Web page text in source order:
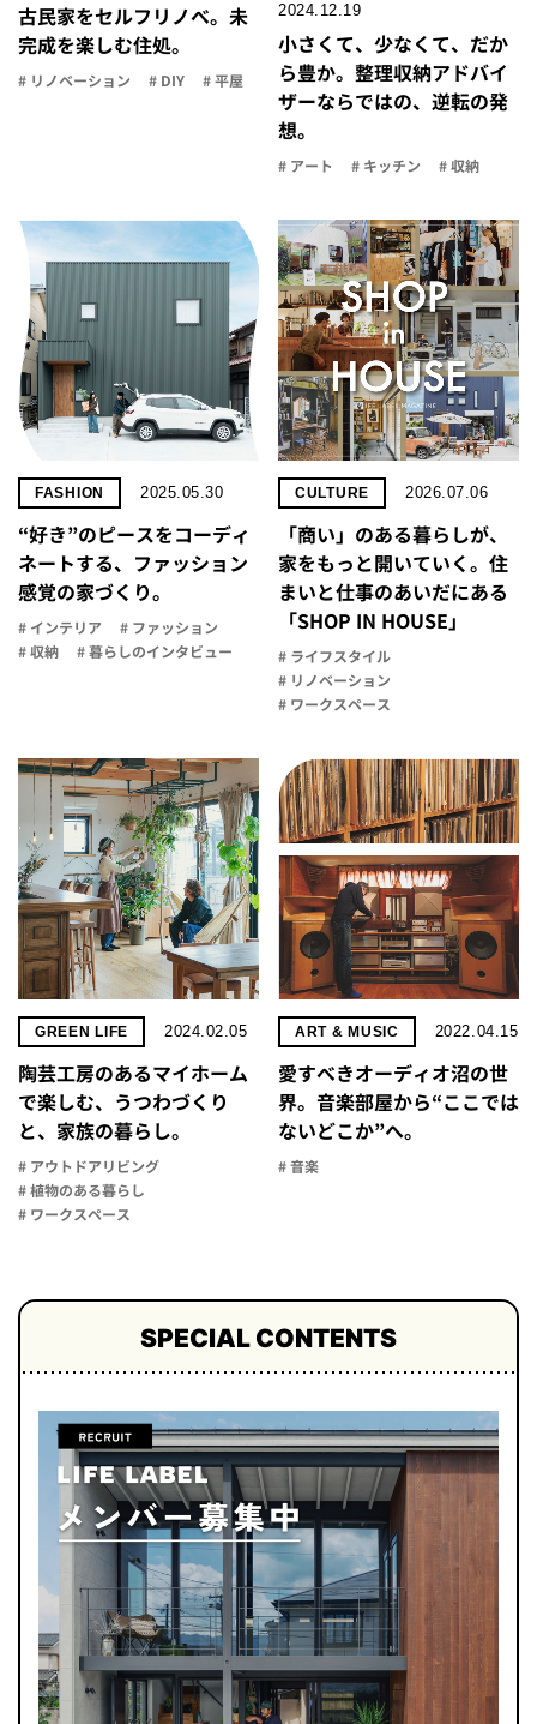
古民家をセルフリノべ。未
完成を楽しむ住処。
# リノベーション # DIY # 平屋
2024.12.19
小さくて、少なくて、だか
ら豊か。整理収納アドバイ
ザーならではの、逆転の発
想。
# アート # キッチン # 収納
FASHION 2025.05.30
“好き”のピースをコーディ
ネートする、ファッション
感覚の家づくり。
# インテリア
# ファッション
# 収納
# 暮らしのインタビュー
CULTURE 2026.07.06
「商い」の​ある​暮らしが、​
家を​もっと​開いていく。​住
まいと​仕事の​あいだに​ある​
「SHOP IN HOUSE」
# ライフスタイル
# リノベーション
# ワークスペース
GREEN LIFE 2024.02.05
陶芸工房のあるマイホーム
で楽しむ、うつわづくり
と、家族の暮らし。
# アウトドアリビング
# 植物のある暮らし
# ワークスペース
ART & MUSIC 2022.04.15
愛すべきオーディオ沼の世
界。音楽部屋から“ここでは
ないどこか”へ。
# 音楽
SPECIAL CONTENTS